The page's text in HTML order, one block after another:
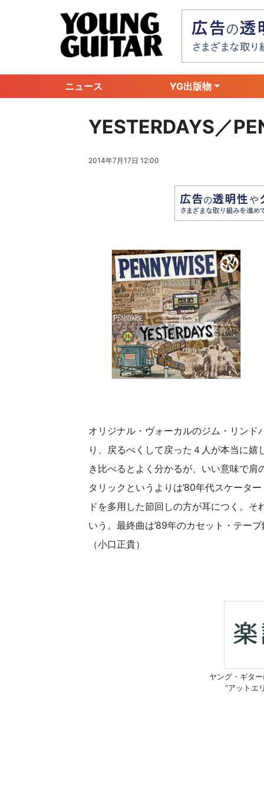
ニュース YG出版物
YESTERDAYS／
2014年7月17日 12:00
オリジナル・ヴォーカルのジム・リンド
り、戻るべくして戻った４人が本当に
き比べるとよく分かるが、いい意味で
タリックというよりは’80年代スケータ
ドを多用した節回しの方が耳につく。
いう。最終曲は’89年のカセット・テー
（小口正貴）
ヤング・ギタ
“アットエ